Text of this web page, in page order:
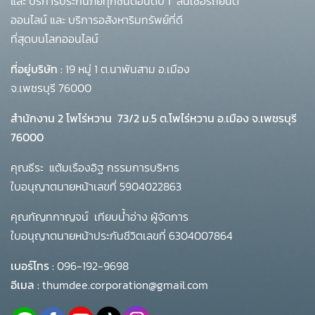
ออนไลน์ และ บริการอสังหาริมทรัพย์ที่ดี
ที่สุดบนโลกออนไลน์
ที่อยู่บริษัท : 19 หมู่ 1 ต.นาพันสาม อ.เมือง
จ.เพชรบุรี 76000
สำนักงาน 2 โพโร่หวาน 73/2 ม.5 ต.โพไร่หวาน อ.เมือง จ.เพชรบุรี
76000
คุณธีระ แต้มเรืองอิฐ กรรมการบริหาร
ใบอนุญาตนายหน้าเลขที่ 5904022863
คุณกัญทกาญจน์ เทียบน้ำอ่าง ผู้จัดการ
ใบอนุญาตนายหน้าประกันชีวิตเลขที่ 6304007864
เบอร์โทร :096-192-9698
อีเมล :thumdee.corporation@gmail.com